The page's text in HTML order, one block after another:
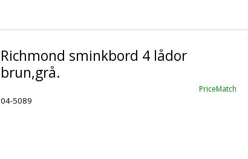
Richmond sminkbord 4 lådor
brun,grå.
PriceMatch
04-5089